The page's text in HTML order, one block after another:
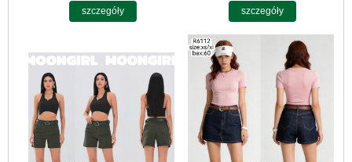
szczegóły szczegóły